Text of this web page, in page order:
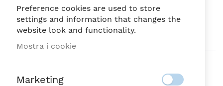
DISPONIBILE SKU 57733
Sii il primo a recensire questo prodotto
immagini
Preference cookies are used to store
settings and information that changes the
website look and functionality.
Mostra i cookie
Marketing